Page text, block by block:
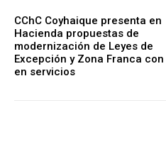
CChC Coyhaique presenta en
Hacienda propuestas de
modernización de Leyes de
Excepción y Zona Franca
en servicios